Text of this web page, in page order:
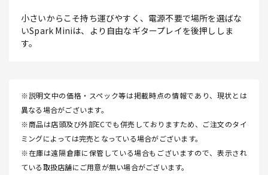
小さいからこそ持ち運びやすく、電源不要で場所を選ばな
いSpark Miniは、より自由なギタープレイを後押ししま
す。
※説明文中の価格・スペック等は掲載時点の情報であり、現状とは
異なる場合がございます。
※商品は店頭及び外部ECでも併売しておりますため、ご注文のタイ
ミングによっては完売となっている場合がございます。
※在庫は遠隔倉庫に保管している場合もございますので、表示され
ている取扱店舗にご用意が無い場合がございます。